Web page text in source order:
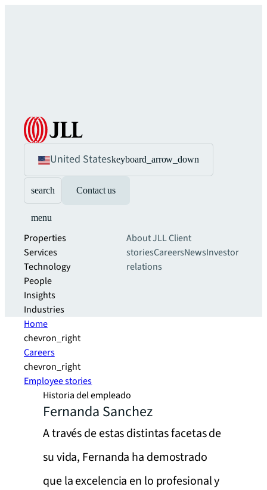
United Stateskeyboard_arrow_down
search Contact us
menu
Properties
Services
Technology
People
Insights
Industries
About JLLClient
storiesCareersNewsInvestor
relations
Home
chevron_right
Careers
chevron_right
Employee stories
Historia del empleado
Fernanda Sanchez
A través de estas distintas facetas de
su vida, Fernanda ha demostrado
que la excelencia en lo profesional y